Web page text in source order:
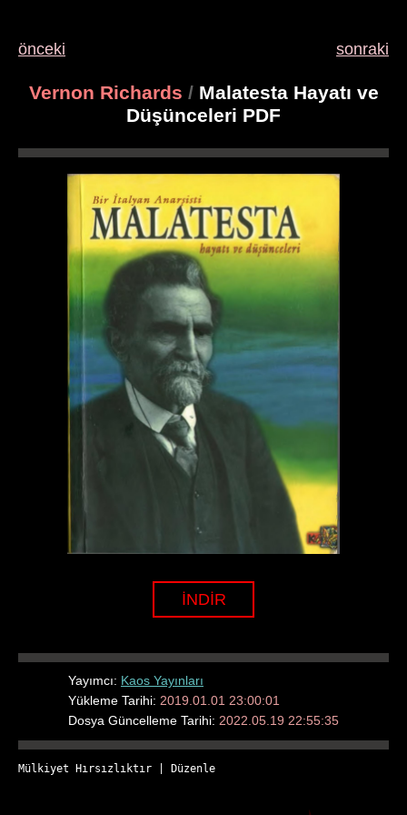
önceki sonraki
Vernon Richards /Malatesta Hayatı ve
Düşünceleri PDF
İNDİR
Yayımcı: Kaos Yayınları
Yükleme Tarihi: 2019.01.01 23:00:01
Dosya Güncelleme Tarihi: 2022.05.19 22:55:35
Mülkiyet Hırsızlıktır Düzenle